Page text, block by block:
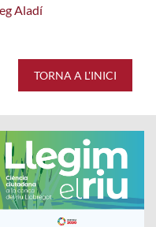
Aladí
TORNA A L'INICI